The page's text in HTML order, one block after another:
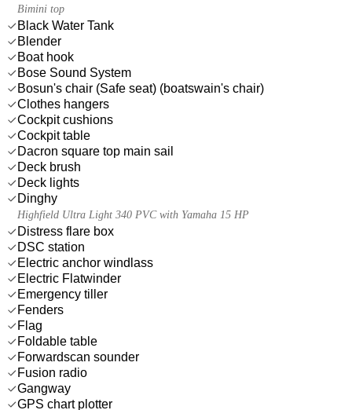
Bimini top
Black Water Tank
Blender
Boat hook
Bose Sound System
Bosun's chair (Safe seat) (boatswain's chair)
Clothes hangers
Cockpit cushions
Cockpit table
Dacron square top main sail
Deck brush
Deck lights
Dinghy
Highfield Ultra Light 340 PVC with Yamaha 15 HP
Distress flare box
DSC station
Electric anchor windlass
Electric Flatwinder
Emergency tiller
Fenders
Flag
Foldable table
Forwardscan sounder
Fusion radio
Gangway
GPS chart plotter